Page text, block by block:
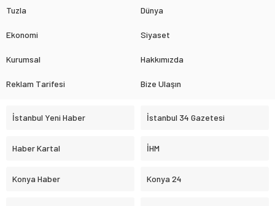
Tuzla Dünya
Ekonomi Siyaset
Kurumsal Hakkımızda
Reklam Tarifesi Bize Ulaşın
İstanbul Yeni Haber İstanbul 34 Gazetesi
Haber Kartal İHM
Konya Haber Konya 24